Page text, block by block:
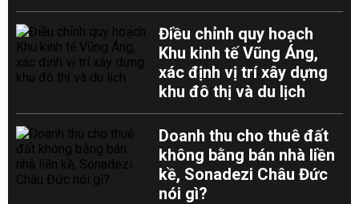
Điều chỉnh quy hoạch
Khu kinh tế Vũng Áng,
xác định vị trí xây dựng
khu đô thị và du lịch
Doanh thu cho thuê đất
không bằng bán nhà liền
kề, Sonadezi Châu Đức
nói gì?